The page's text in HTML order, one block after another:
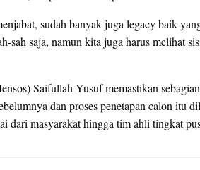
sudah banyak juga legacy baik
sah saja, namun kita juga harus melihat
Saifullah Yusuf memastikan
dan proses penetapan calon itu
dari masyarakat hingga tim ahli tingkat